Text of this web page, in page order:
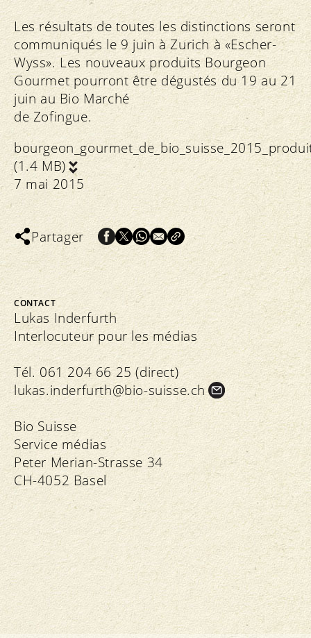
Les résultats de toutes les distinctions seront
communiqués le 9 juin à Zurich à «Escher-
Wyss». Les nouveaux produits Bourgeon
Gourmet pourront être dégustés du 19 au 21
juin au Bio Marché
de Zofingue.
(1.4 MB)
7 mai 2015
Partager
CONTACT
Lukas Inderfurth
Interlocuteur pour les médias
Tél. 061 204 66 25 (direct)
lukas.inderfurth@bio-suisse.ch
Bio Suisse
Service médias
Peter Merian-Strasse 34
CH-4052 Basel